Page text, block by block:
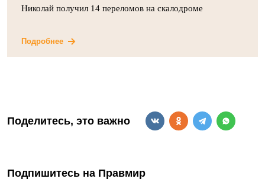
Николай получил 14 переломов на скалодроме
Подробнее
Поделитесь, это важно
Подпишитесь на Правмир